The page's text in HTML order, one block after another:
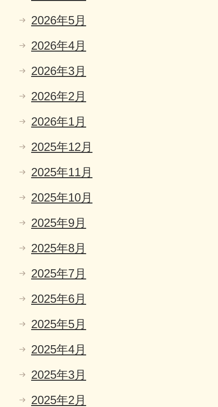
2026年5月
2026年4月
2026年3月
2026年2月
2026年1月
2025年12月
2025年11月
2025年10月
2025年9月
2025年8月
2025年7月
2025年6月
2025年5月
2025年4月
2025年3月
2025年2月